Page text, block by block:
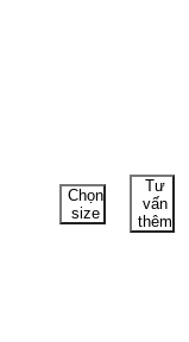
Chọn
size
Tư
vấn
thêm